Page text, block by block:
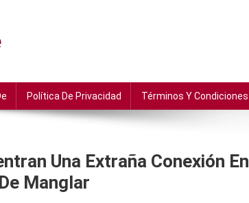
Política De Privacidad Términos Y Condiciones
Una Extraña Conexión
Manglar